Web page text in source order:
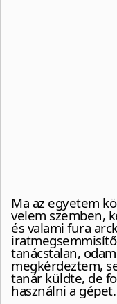
Ma az egyetem
velem szemben,
és valami fura
tanácstalan,
megkérdeztem,
tanár küldte, de
használni a gépet.